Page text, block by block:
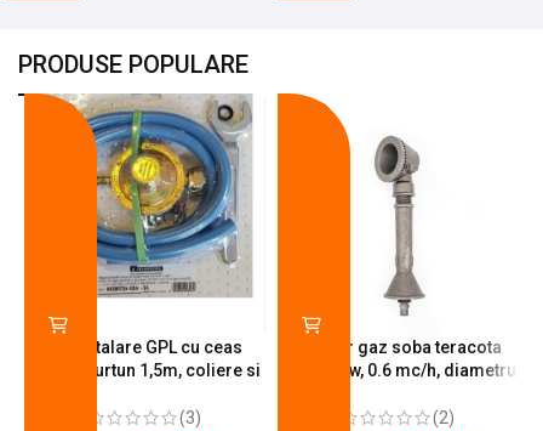
PRODUSE POPULARE
Kit instalare GPL cu ceas
butelie, furtun 1,5m, coliere si
(3)
Arzator gaz soba teracota
A600, 6 kw, 0.6 mc/h, diametru
(2)